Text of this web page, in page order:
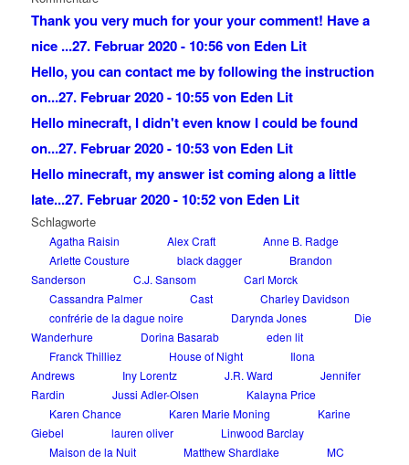
Thank you very much for your your comment! Have a
nice ...27. Februar 2020 - 10:56 von Eden Lit
Hello, you can contact me by following the instruction
on...27. Februar 2020 - 10:55 von Eden Lit
Hello minecraft, I didn't even know I could be found
on...27. Februar 2020 - 10:53 von Eden Lit
Hello minecraft, my answer ist coming along a little
late...27. Februar 2020 - 10:52 von Eden Lit
Schlagworte
Agatha Raisin Alex Craft
Anne B. Radge
Arlette Cousture
black dagger
Brandon
Sanderson
C.J. Sansom
Carl Morck
Cassandra Palmer
Cast
Charley Davidson
confrérie de la dague noire
Darynda Jones
Die
Wanderhure
Dorina Basarab
eden lit
Franck Thilliez
House of Night
Ilona
Andrews
Iny Lorentz J.R. Ward
Jennifer
Rardin
Jussi Adler-Olsen
Kalayna Price
Karen Chance
Karen Marie Moning
Karine
Giebel
lauren oliver
Linwood Barclay
Maison de la Nuit
Matthew Shardlake
MC